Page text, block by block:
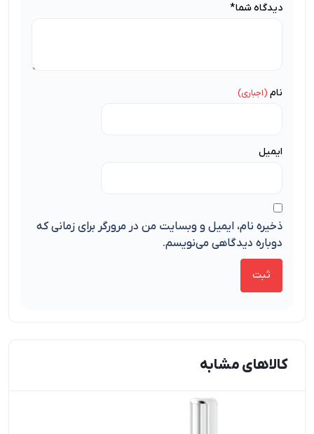
دیدگاه شما*
نام
ایمیل
ذخیره نام، ایمیل و وبسایت من در مرورگر برای زمانی که
دوباره دیدگاهی می‌نویسم.
کالاهای مشابه